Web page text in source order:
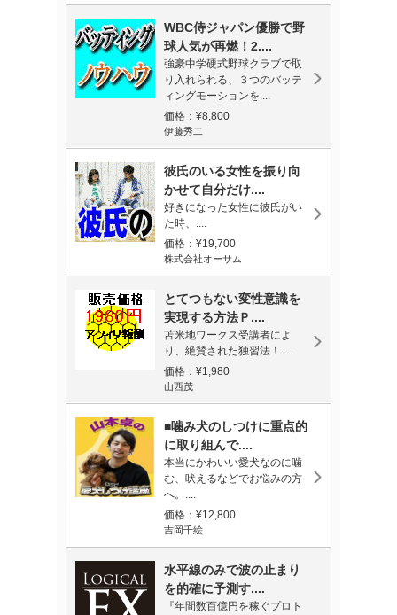
WBC侍ジャパン優勝で野
球人気が再燃！2....
強豪中学硬式野球クラブで取
り入れられる、３つのバッテ
ィングモーションを....
価格：¥8,800
伊藤秀二
彼氏のいる女性を振り向
かせて自分だけ....
好きになった女性に彼氏がい
た時、....
価格：¥19,700
株式会社オーサム
とてつもない変性意識を
実現する方法Ｐ....
苫米地ワークス受講者によ
り、絶賛された独習法！....
価格：¥1,980
山西茂
■噛み犬のしつけに重点的
に取り組んで....
本当にかわいい愛犬なのに噛
む、吠えるなどでお悩みの方
へ。....
価格：¥12,800
吉岡千絵
水平線のみで波の止まり
を的確に予測す....
『年間数百億円を稼ぐプロト